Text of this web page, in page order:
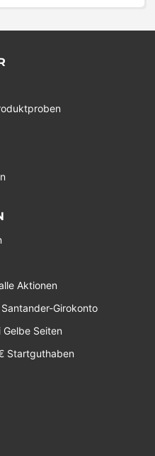
Aktionen
Girokonto
Seiten
Startguthaben